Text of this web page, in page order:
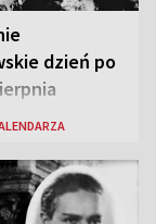
dzień po